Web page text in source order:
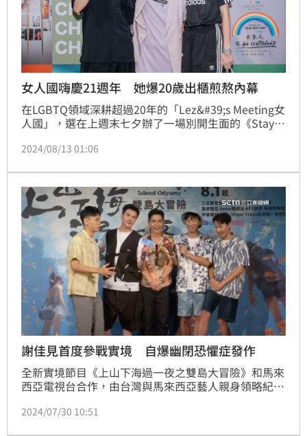
女人國嗨慶21週年 她爆20歲出櫃煎熬內幕
在LGBTQ領域深耕超過20年的「Lez&#39;s Meeting女
人國」，選在上週末七夕辦了一場別開生面的《Stay
見、鄭靚歆＆Aky妻妻組等嘉賓到場，創意總監AJ王安
陪她一路走來。蔡維歆
2024/08/13 01:06
謝佳見首度參戰實境 自爆幽閉恐懼症發作
全新實境節目《上山下海過一夜之雙島大冒險》和馬來
西亞電視台合作，由台灣與馬來西亞藝人親身領略紀錄
節目，自爆幽閉恐懼症發作！
2024/07/30 10:51